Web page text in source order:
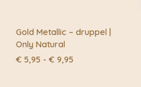
Gold Metallic – druppel |
Only Natural
€ 5,95 - € 9,95